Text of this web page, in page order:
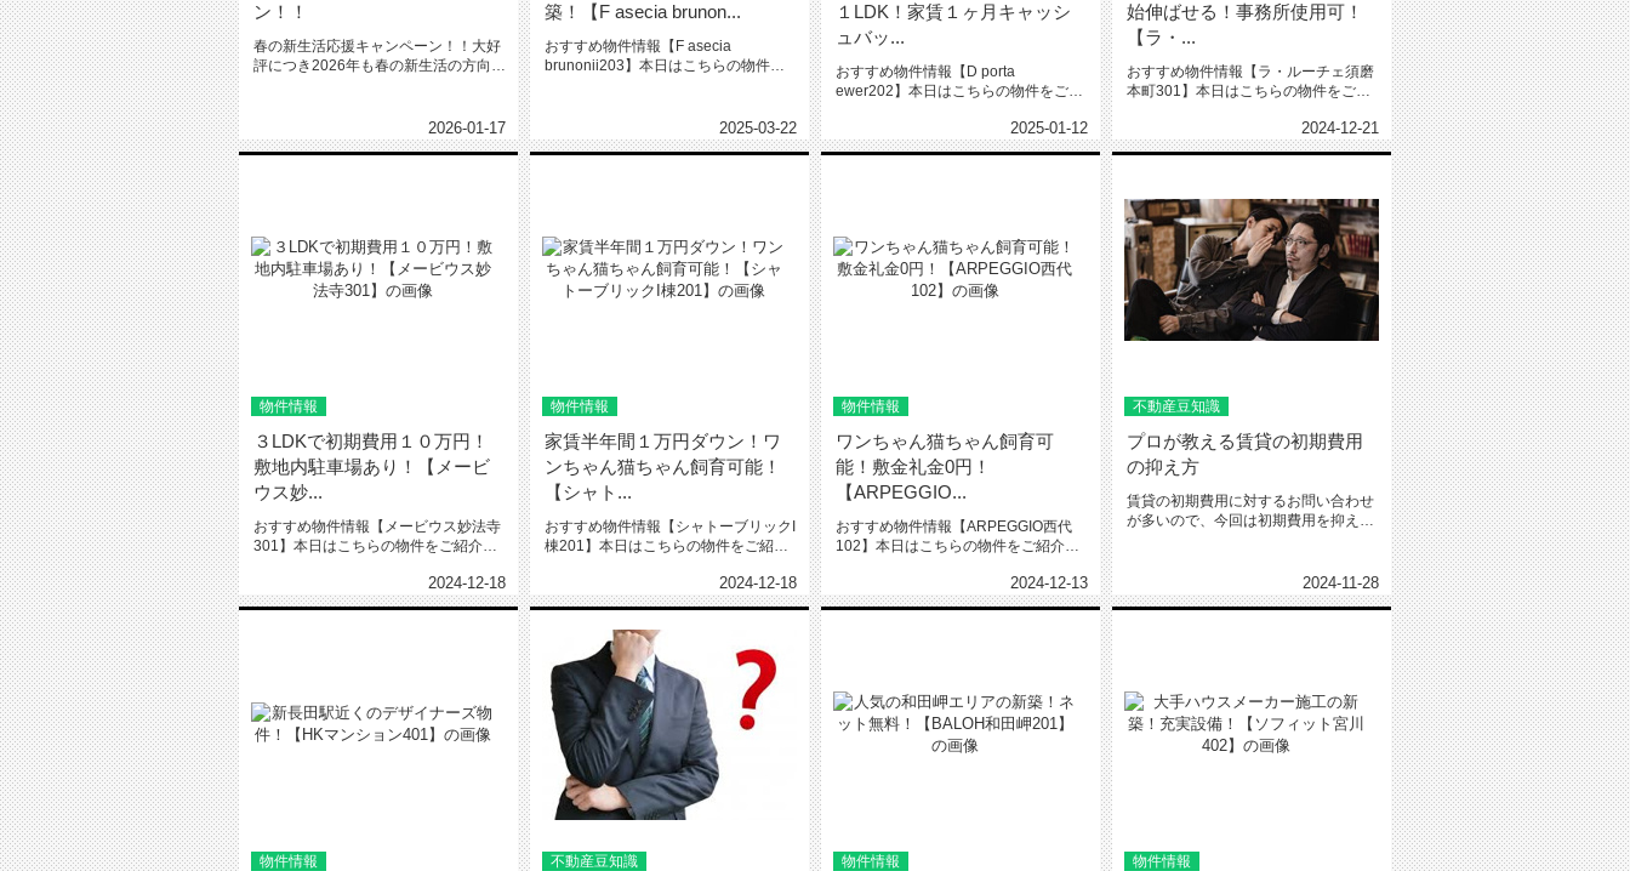
ン！！
春の新生活応援キャンペーン！！大好
評につき2026年も春の新生活の方向け
2026-01-17
築！【F asecia brunon...
おすすめ物件情報【F asecia
brunonii203】本日はこちらの物件を
2025-03-22
１LDK！家賃１ヶ月キャッシ
ュバッ...
おすすめ物件情報【D porta
ewer202】本日はこちらの物件をご紹
2025-01-12
始伸ばせる！事務所使用可！
【ラ・...
おすすめ物件情報【ラ・ルーチェ須磨
本町301】本日はこちらの物件をご紹
2024-12-21
物件情報
３LDKで初期費用１０万円！
敷地内駐車場あり！【メービ
ウス妙...
おすすめ物件情報【メービウス妙法寺
301】本日はこちらの物件をご紹介い
2024-12-18
物件情報
家賃半年間１万円ダウン！ワ
ンちゃん猫ちゃん飼育可能！
【シャト...
おすすめ物件情報【シャトーブリックI
棟201】本日はこちらの物件をご紹介
2024-12-18
物件情報
ワンちゃん猫ちゃん飼育可
能！敷金礼金0円！
【ARPEGGIO...
おすすめ物件情報【ARPEGGIO西代
102】本日はこちらの物件をご紹介い
2024-12-13
不動産豆知識
プロが教える賃貸の初期費用
の抑え方
賃貸の初期費用に対するお問い合わせ
が多いので、今回は初期費用を抑える
2024-11-28
物件情報 不動産豆知識 物件情報 物件情報